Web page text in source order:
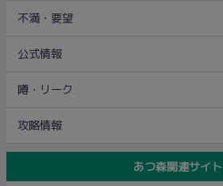
不満・要望
公式情報
噂・リーク
攻略情報
あつ森関連サイト